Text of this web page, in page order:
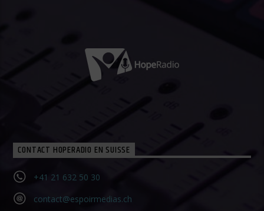
CONTACT HOPERADIO EN SUISSE
+41 21 632 50 30‬
contact@espoirmedias.ch